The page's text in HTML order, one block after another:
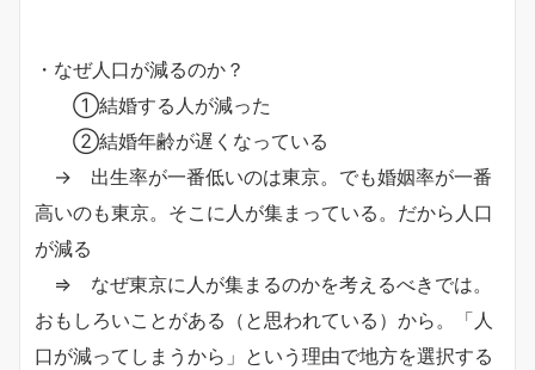
・なぜ人口が減るのか？
①結婚する人が減った
②結婚年齢が遅くなっている
→ 出生率が一番低いのは東京。でも婚姻率が一番
高いのも東京。そこに人が集まっている。だから人口
が減る
⇒ なぜ東京に人が集まるのかを考えるべきでは。
おもしろいことがある（と思われている）から。「人
口が減ってしまうから」という理由で地方を選択する